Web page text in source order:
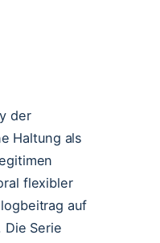
der
Haltung als
flexibler
auf
Die Serie